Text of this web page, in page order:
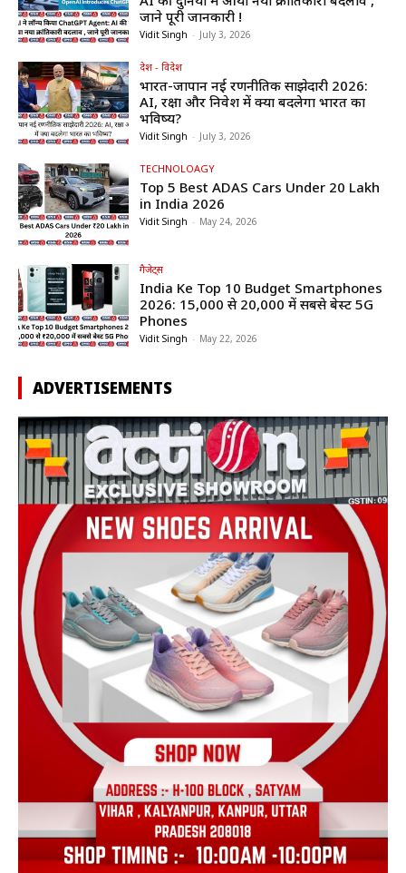
जाने पूरी जानकारी !
Vidit Singh - July 3, 2026
देश - विदेश
भारत-जापान नई रणनीतिक साझेदारी 2026:
AI, रक्षा और निवेश में क्या बदलेगा भारत का
भविष्य?
Vidit Singh - July 3, 2026
TECHNOLOAGY
Top 5 Best ADAS Cars Under ₹20 Lakh
in India 2026
Vidit Singh - May 24, 2026
गैजेट्स
India Ke Top 10 Budget Smartphones
2026: ₹15,000 से ₹20,000 में सबसे बेस्ट 5G
Phones
Vidit Singh - May 22, 2026
ADVERTISEMENTS